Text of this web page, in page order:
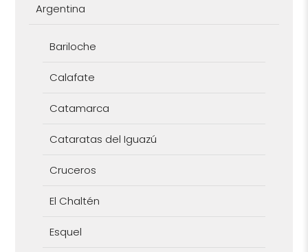
Argentina
Bariloche
Calafate
Catamarca
Cataratas del Iguazú
Cruceros
El Chaltén
Esquel